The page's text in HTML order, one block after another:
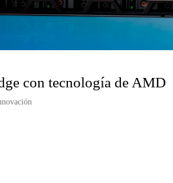
con tecnología de AMD